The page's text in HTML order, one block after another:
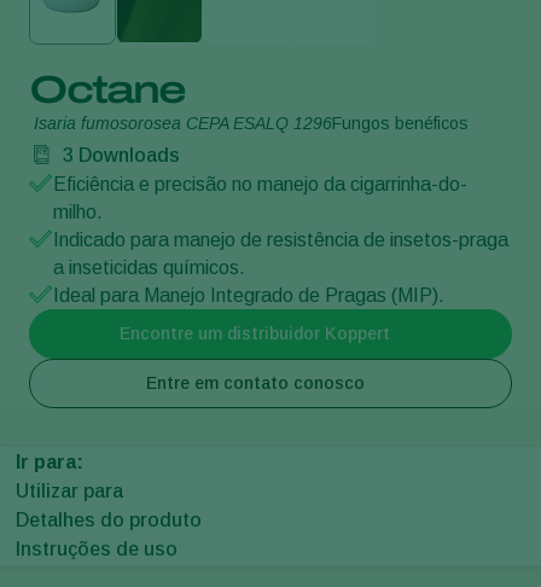
Octane
Isaria fumosorosea CEPA ESALQ 1296Fungos benéficos
3 Downloads
Eficiência e precisão no manejo da cigarrinha-do-
milho.
Indicado para manejo de resistência de insetos-praga
a inseticidas químicos.
Ideal para Manejo Integrado de Pragas (MIP).
Encontre um distribuidor Koppert
Entre em contato conosco
Ir para:
Utilizar para
Detalhes do produto
Instruções de uso